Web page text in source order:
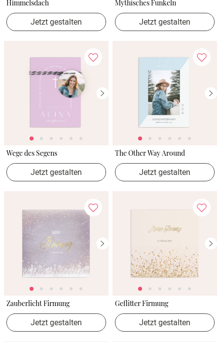
Himmelsdach
Jetzt gestalten
Mythisches Funkeln
Jetzt gestalten
Wege des Segens
Jetzt gestalten
The Other Way Around
Jetzt gestalten
Zauberlicht Firmung
Jetzt gestalten
Geflitter Firmung
Jetzt gestalten